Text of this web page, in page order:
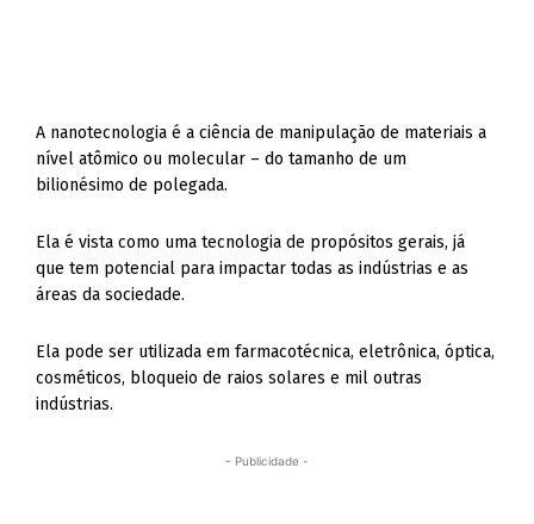
A nanotecnologia é a ciência de manipulação de materiais a
nível atômico ou molecular – do tamanho de um
bilionésimo de polegada.
Ela é vista como uma tecnologia de propósitos gerais, já
que tem potencial para impactar todas as indústrias e as
áreas da sociedade.
Ela pode ser utilizada em farmacotécnica, eletrônica, óptica,
cosméticos, bloqueio de raios solares e mil outras
indústrias.
- Publicidade -